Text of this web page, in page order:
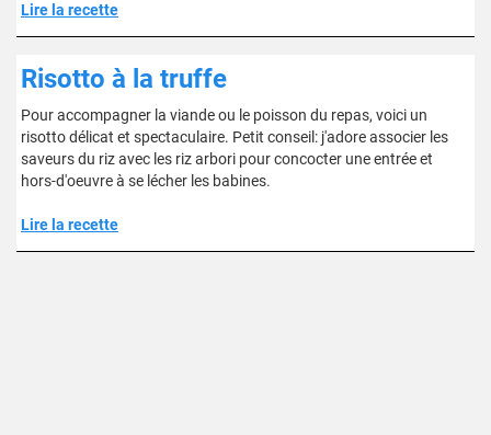
Lire la recette
Risotto à la truffe
Pour accompagner la viande ou le poisson du repas, voici un
risotto délicat et spectaculaire. Petit conseil: j'adore associer les
saveurs du riz avec les riz arbori pour concocter une entrée et
hors-d'oeuvre à se lécher les babines.
Lire la recette